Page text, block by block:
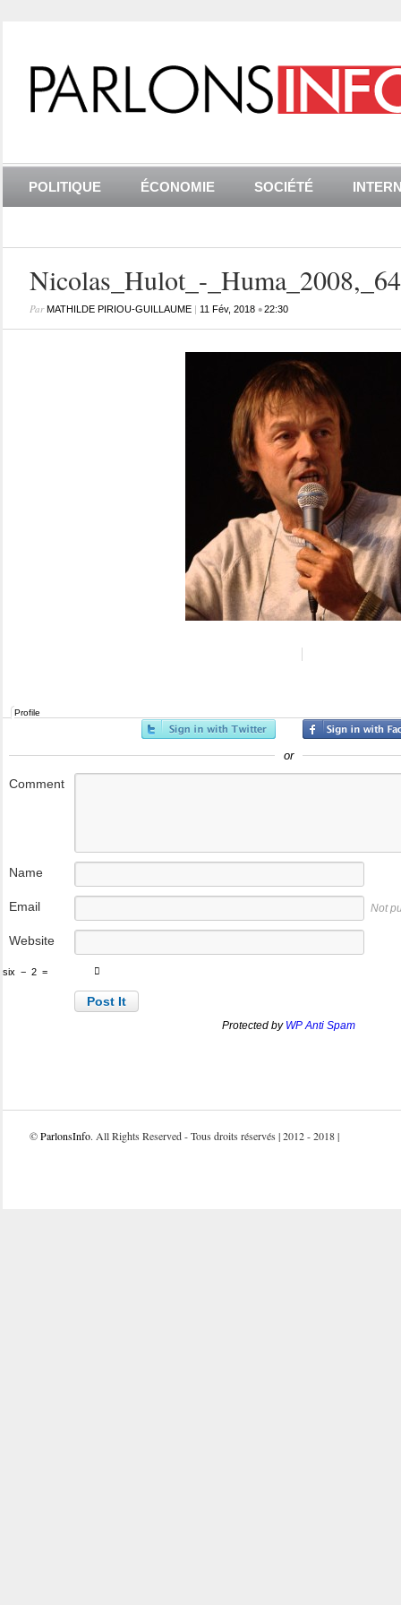
POLITIQUE ÉCONOMIE SOCIÉTÉ
Nicolas_Hulot_-
ParMATHILDE PIRIOU-GUILLAUME| 11 Fév, 2018•22:30
Profile
or
Comment
Name
Email Not
Website
six − 2 =
Protected by WP Anti Spam
©ParlonsInfo. All Rights Reserved - Tous droits réservés | 2012 - 2018 |